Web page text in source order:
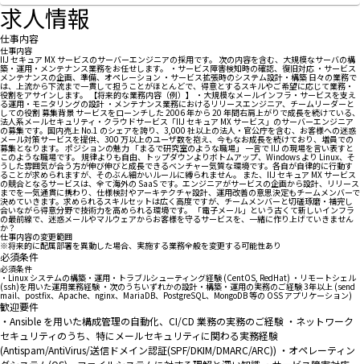
求人情報
仕事内容
仕事内容
IIJ セキュア MX サービスのサーバーエンジニアの採用です。 次の内容を含む、大規模なサーバの構
築・運用・メンテナンス業務をお任せします。 ・サービス障害検知時の確認、復旧対応 ・サービス
メンテナンスの企画、準備、オペレーション ・サービス拡張時のシステム設計・構築 日々の業務で
は、上流から下流まで一貫して担うことがほとんどで、得意とするスキルやご希望に応じて業務・
役割をアサインします。 【将来的な業務内容（例）】 ・大規模なメールインフラ・サービスを支え
る運用・モニタリングの設計 ・メンテナンス業務におけるリリースエンジニア、チームリーダーと
しての役割 募集背景 サービスをローンチした 2006 年から 20 年間右肩上がりで成長を続けている、
法人系メールセキュリティ・クラウドサービス「IIJ セキュア MX サービス」のサーバーエンジニア
の募集です。国内売上 No.1 のシェアを誇り、3,000 社以上の法人・官公庁を含む、お客様への迷惑
メール対策サービスを提供、300 万以上のユーザ数を抱え、今もなお成長を続けており、増員での
募集となります。 ポジションの魅力 「まるで研究室のような職場」 一言で IIJ の現場を言い表すと
このような職場です。 規律よりも自由、トップダウンよりボトムアップ、Windows より Linux、そ
うした雰囲気が合う方が伸び伸びと成長できるベンチャー気質な環境です。各自が自律的に行動す
ることが求められますが、そのぶん細かいルールに縛られません。 また、IIJ セキュア MX サービス
の競合となるサービスは、全て海外の SaaS です。エンジニアがサービスの企画から設計、リリース
までを一気通貫に携わり、仕様検討やアーキテクチャ設計、運用改善の意思決定もチームメンバーで
決めていきます。求められるスキルセットは広く高度ですが、チームメンバーと切磋琢磨・補完し
合いながら得意分野で技術力を高められる環境です。 「電子メール」という古くて新しいインフラ
の最前線で、迷惑メールやマルウェアからお客様を守るサービスを、一緒に作り上げていきません
か？
仕事内容の変更範囲
※将来的に配属部署を異動した場合、実施する業務全般を変更する可能性あり
必須条件
必須条件
・Linux システムの構築・運用・トラブルシューティング経験 (CentOS, RedHat) ・リモートシェル
(ssh)を用いた運用業務経験 ・次のうちいずれかの設計・構築・運用の実務のご経験 3年以上 (send
mail、postfix、Apache、nginx、MariaDB、PostgreSQL、MongoDB 等の OSS アプリケーション)
歓迎要件
・Ansible を用いた構成管理の自動化、CI/CD 業務の実務のご経験 ・ネットワーク
セキュリティのうち、特にメールセキュリティに関わる実務経験
(Antispam/AntiVirus/送信ドメイン認証(SPF/DKIM/DMARC/ARC)) ・オペレーティン